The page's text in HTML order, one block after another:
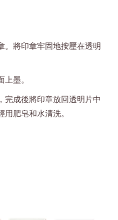
。將印章牢固地按壓在透明
上墨。
完成後將印章放回透明片中
用肥皂和水清洗。